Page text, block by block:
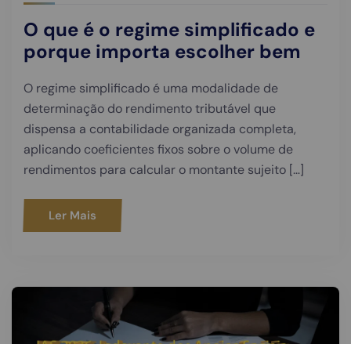
O que é o regime simplificado e
porque importa escolher bem
O regime simplificado é uma modalidade de
determinação do rendimento tributável que
dispensa a contabilidade organizada completa,
aplicando coeficientes fixos sobre o volume de
rendimentos para calcular o montante sujeito […]
Ler Mais